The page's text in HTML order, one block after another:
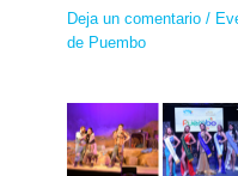
Deja un comentario /
de Puembo